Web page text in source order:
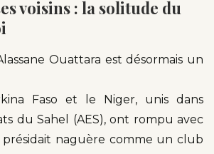
voisins : la solitude du
Ouattara est désormais un
Faso et le Niger, unis dans
du Sahel (AES), ont rompu avec
présidait naguère comme un club